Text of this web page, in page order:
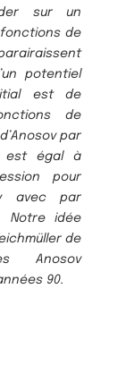
sur un
de
potentiel
est de
de
par
est égal à
pour
avec par
Notre idée
de
Anosov
90.